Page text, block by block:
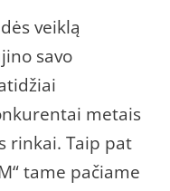
veiklą
savo
metais
rinkai. Taip pat
tame pačiame